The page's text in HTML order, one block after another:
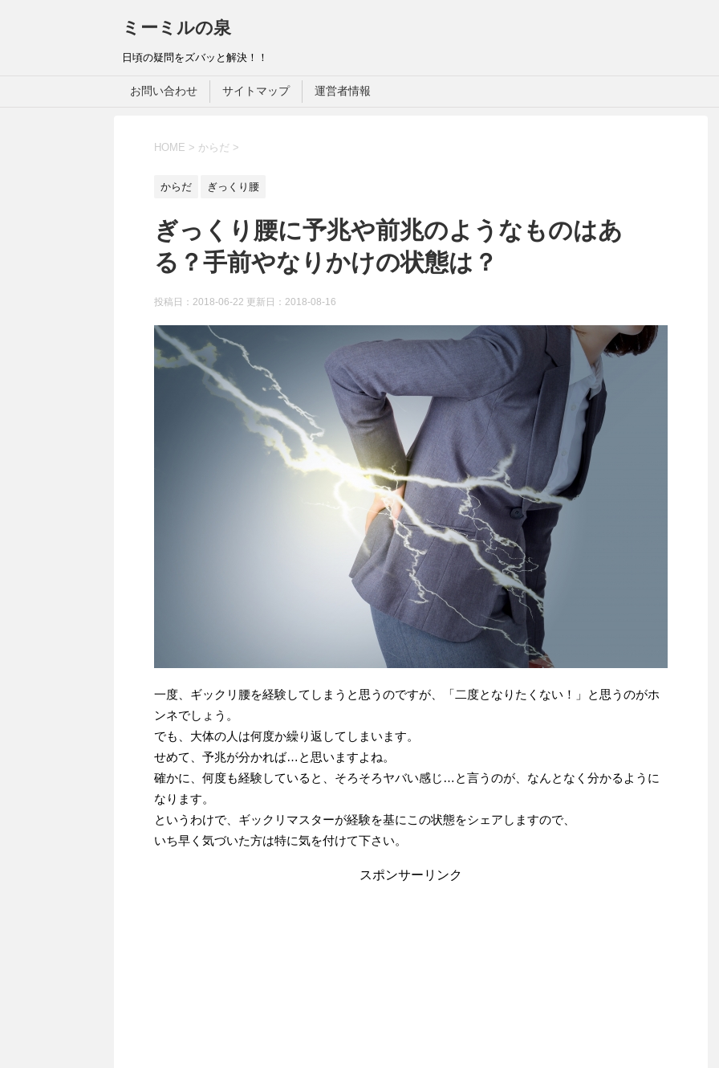
ミーミルの泉
日頃の疑問をズバッと解決！！
お問い合わせ サイトマップ 運営者情報
HOME > からだ >
からだ ぎっくり腰
ぎっくり腰に予兆や前兆のようなものはあ
る？手前やなりかけの状態は？
投稿日：2018-06-22 更新日： 2018-08-16
一度、ギックリ腰を経験してしまうと思うのですが、「二度となりたくない！」と思うのがホ
ンネでしょう。
でも、大体の人は何度か繰り返してしまいます。
せめて、予兆が分かれば…と思いますよね。
確かに、何度も経験していると、そろそろヤバい感じ…と言うのが、なんとなく分かるように
なります。
というわけで、ギックリマスターが経験を基にこの状態をシェアしますので、
いち早く気づいた方は特に気を付けて下さい。
スポンサーリンク